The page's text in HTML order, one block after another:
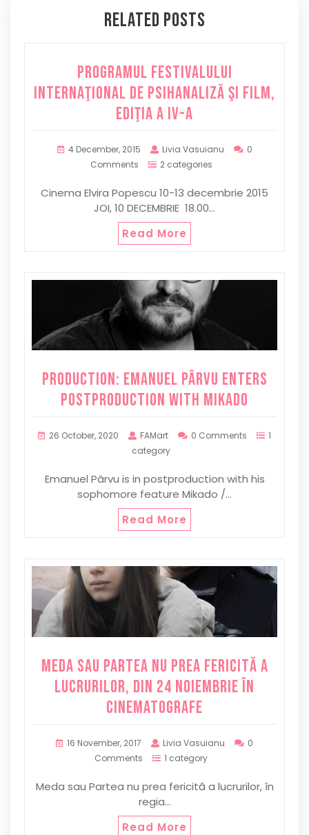
Related Posts
PROGRAMUL FESTIVALULUI
INTERNAŢIONAL DE PSIHANALIZĂ ŞI FILM,
ediţia a IV-a
4 December, 2015 Livia Vasuianu
0
Comments
2 categories
Cinema Elvira Popescu 10-13 decembrie 2015
JOI, 10 DECEMBRIE 18.00…
Read More
PRODUCTION: Emanuel Pârvu Enters
Postproduction with Mikado
26 October, 2020 FAMart 0 Comments
1
category
Emanuel Pârvu is in postproduction with his
sophomore feature Mikado /…
Read More
MEDA SAU PARTEA NU PREA FERICITĂ A
LUCRURILOR, DIN 24 NOIEMBRIE ÎN
CINEMATOGRAFE
16 November, 2017 Livia Vasuianu
0
Comments
1 category
Meda sau Partea nu prea fericită a lucrurilor, în
regia…
Read More